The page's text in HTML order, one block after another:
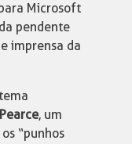
Microsoft
pendente
imprensa da
, um
“punhos